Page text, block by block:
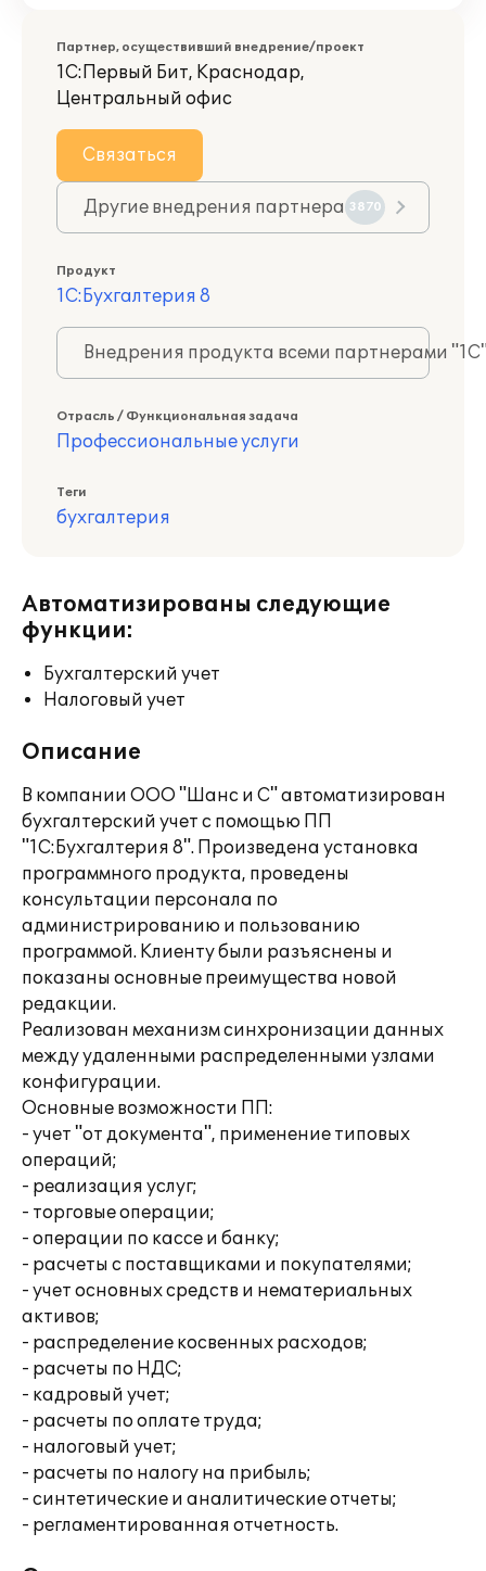
Партнер, осуществивший внедрение/проект
1С:Первый Бит, Краснодар,
Центральный офис
Связаться
Другие внедрения партнера 3870
Продукт
1С:Бухгалтерия 8
Внедрения продукта всеми партнерами
Отрасль / Функциональная задача
Профессиональные услуги
Теги
бухгалтерия
Автоматизированы следующие
функции:
Бухгалтерский учет
Налоговый учет
Описание
В компании ООО "Шанс и С" автоматизирован
бухгалтерский учет с помощью ПП
"1С:Бухгалтерия 8". Произведена установка
программного продукта, проведены
консультации персонала по
администрированию и пользованию
программой. Клиенту были разъяснены и
показаны основные преимущества новой
редакции.
Реализован механизм синхронизации данных
между удаленными распределенными узлами
конфигурации.
Основные возможности ПП:
- учет "от документа", применение типовых
операций;
- реализация услуг;
- торговые операции;
- операции по кассе и банку;
- расчеты с поставщиками и покупателями;
- учет основных средств и нематериальных
активов;
- распределение косвенных расходов;
- расчеты по НДС;
- кадровый учет;
- расчеты по оплате труда;
- налоговый учет;
- расчеты по налогу на прибыль;
- синтетические и аналитические отчеты;
- регламентированная отчетность.